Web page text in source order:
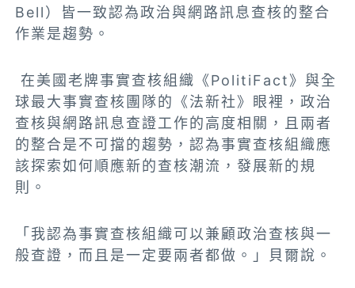
Bell）皆一致認為政治與網路訊息查核的整合
作業是趨勢。
在美國老牌事實查核組織《PolitiFact》與全
球最大事實查核團隊的《法新社》眼裡，政治
查核與網路訊息查證工作的高度相關，且兩者
的整合是不可擋的趨勢，認為事實查核組織應
該探索如何順應新的查核潮流，發展新的規
則。
「我認為事實查核組織可以兼顧政治查核與一
般查證，而且是一定要兩者都做。」貝爾說。